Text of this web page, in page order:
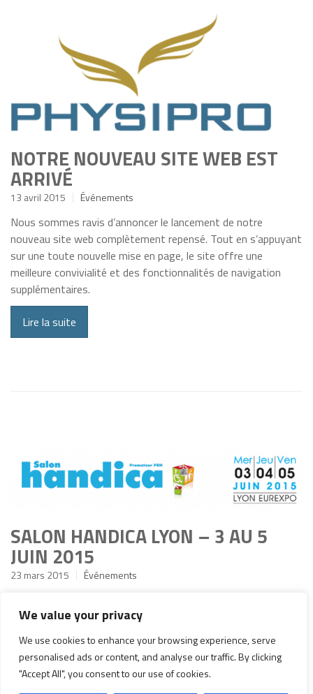
We value your privacy
We use cookies to enhance your browsing experience, serve
personalised ads or content, and analyse our traffic. By clicking
"Accept All", you consent to our use of cookies.
NOTRE NOUVEAU SITE WEB EST
ARRIVÉ
13 avril 2015 Événements
Nous sommes ravis d’annoncer le lancement de notre
nouveau site web complètement repensé. Tout en s’appuyant
sur une toute nouvelle mise en page, le site offre une
meilleure convivialité et des fonctionnalités de navigation
supplémentaires.
Lire la suite
SALON HANDICA LYON – 3 AU 5
JUIN 2015
23 mars 2015 Événements
juin 2015! Eurexpo Hall 6 – Boulevard de l’Europe 69686
Chassieu cedex France Venez nous retrouver sur le stand E80.
Pour plus d’information sur ce salon http://www.autonomic-
expo.com/